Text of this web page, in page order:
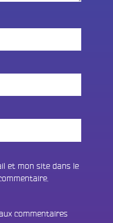
et mon site dans le
commentaires